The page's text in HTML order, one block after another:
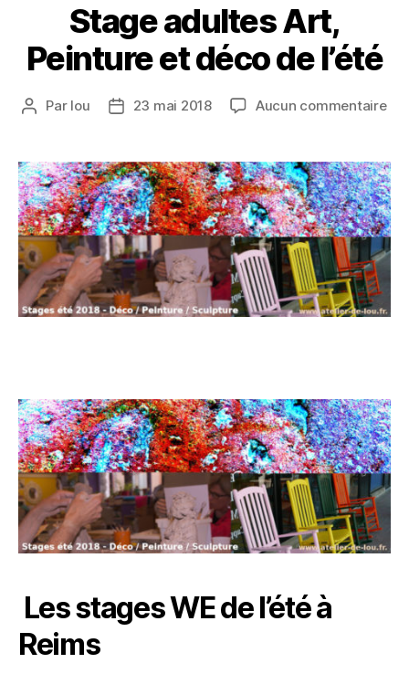
Stage adultes Art,
Peinture et déco de l’été
Par lou 23 mai 2018 Aucun commentaire
Les stages WE de l’été à
Reims